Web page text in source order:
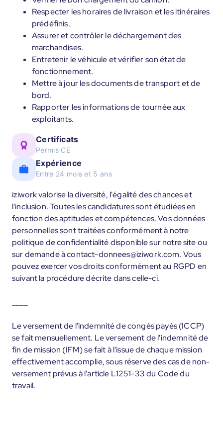
Respecter les horaires de livraison et les itinéraires
prédéfinis.
Assurer et contrôler le déchargement des
marchandises.
Entretenir le véhicule et vérifier son état de
fonctionnement.
Mettre à jour les documents de transport et de
bord.
Rapporter les informations de tournée aux
exploitants.
Certificats
Permis CE
Expérience
Entre 24 mois et 5 ans
iziwork valorise la diversité, l'égalité des chances et
l'inclusion. Toutes les candidatures sont étudiées en
fonction des aptitudes et compétences. Vos données
personnelles sont traitées conformément à notre
politique de confidentialité disponible sur notre site ou
sur demande à contact-donnees@iziwork.com. Vous
pouvez exercer vos droits conformément au RGPD en
suivant la procédure décrite dans celle-ci.
Le versement de l'indemnité de congés payés (ICCP)
se fait mensuellement. Le versement de l'indemnité de
fin de mission (IFM) se fait à l'issue de chaque mission
effectivement accomplie, sous réserve des cas de non-
versement prévus à l'article L1251-33 du Code du
travail.